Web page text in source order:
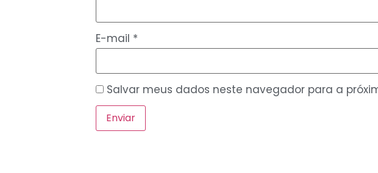
E-mail *
Salvar meus dados neste navegador para a